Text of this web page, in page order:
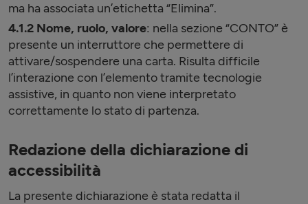
ma ha associata un’etichetta “Elimina”.
4.1.2 Nome, ruolo, valore: nella sezione “CONTO” è
presente un interruttore che permettere di
attivare/sospendere una carta. Risulta difficile
l’interazione con l’elemento tramite tecnologie
assistive, in quanto non viene interpretato
correttamente lo stato di partenza.
Redazione della dichiarazione di
accessibilità
La presente dichiarazione è stata redatta il